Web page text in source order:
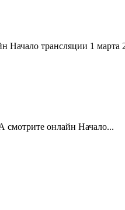
Начало трансляции 1 марта
онлайн Начало...